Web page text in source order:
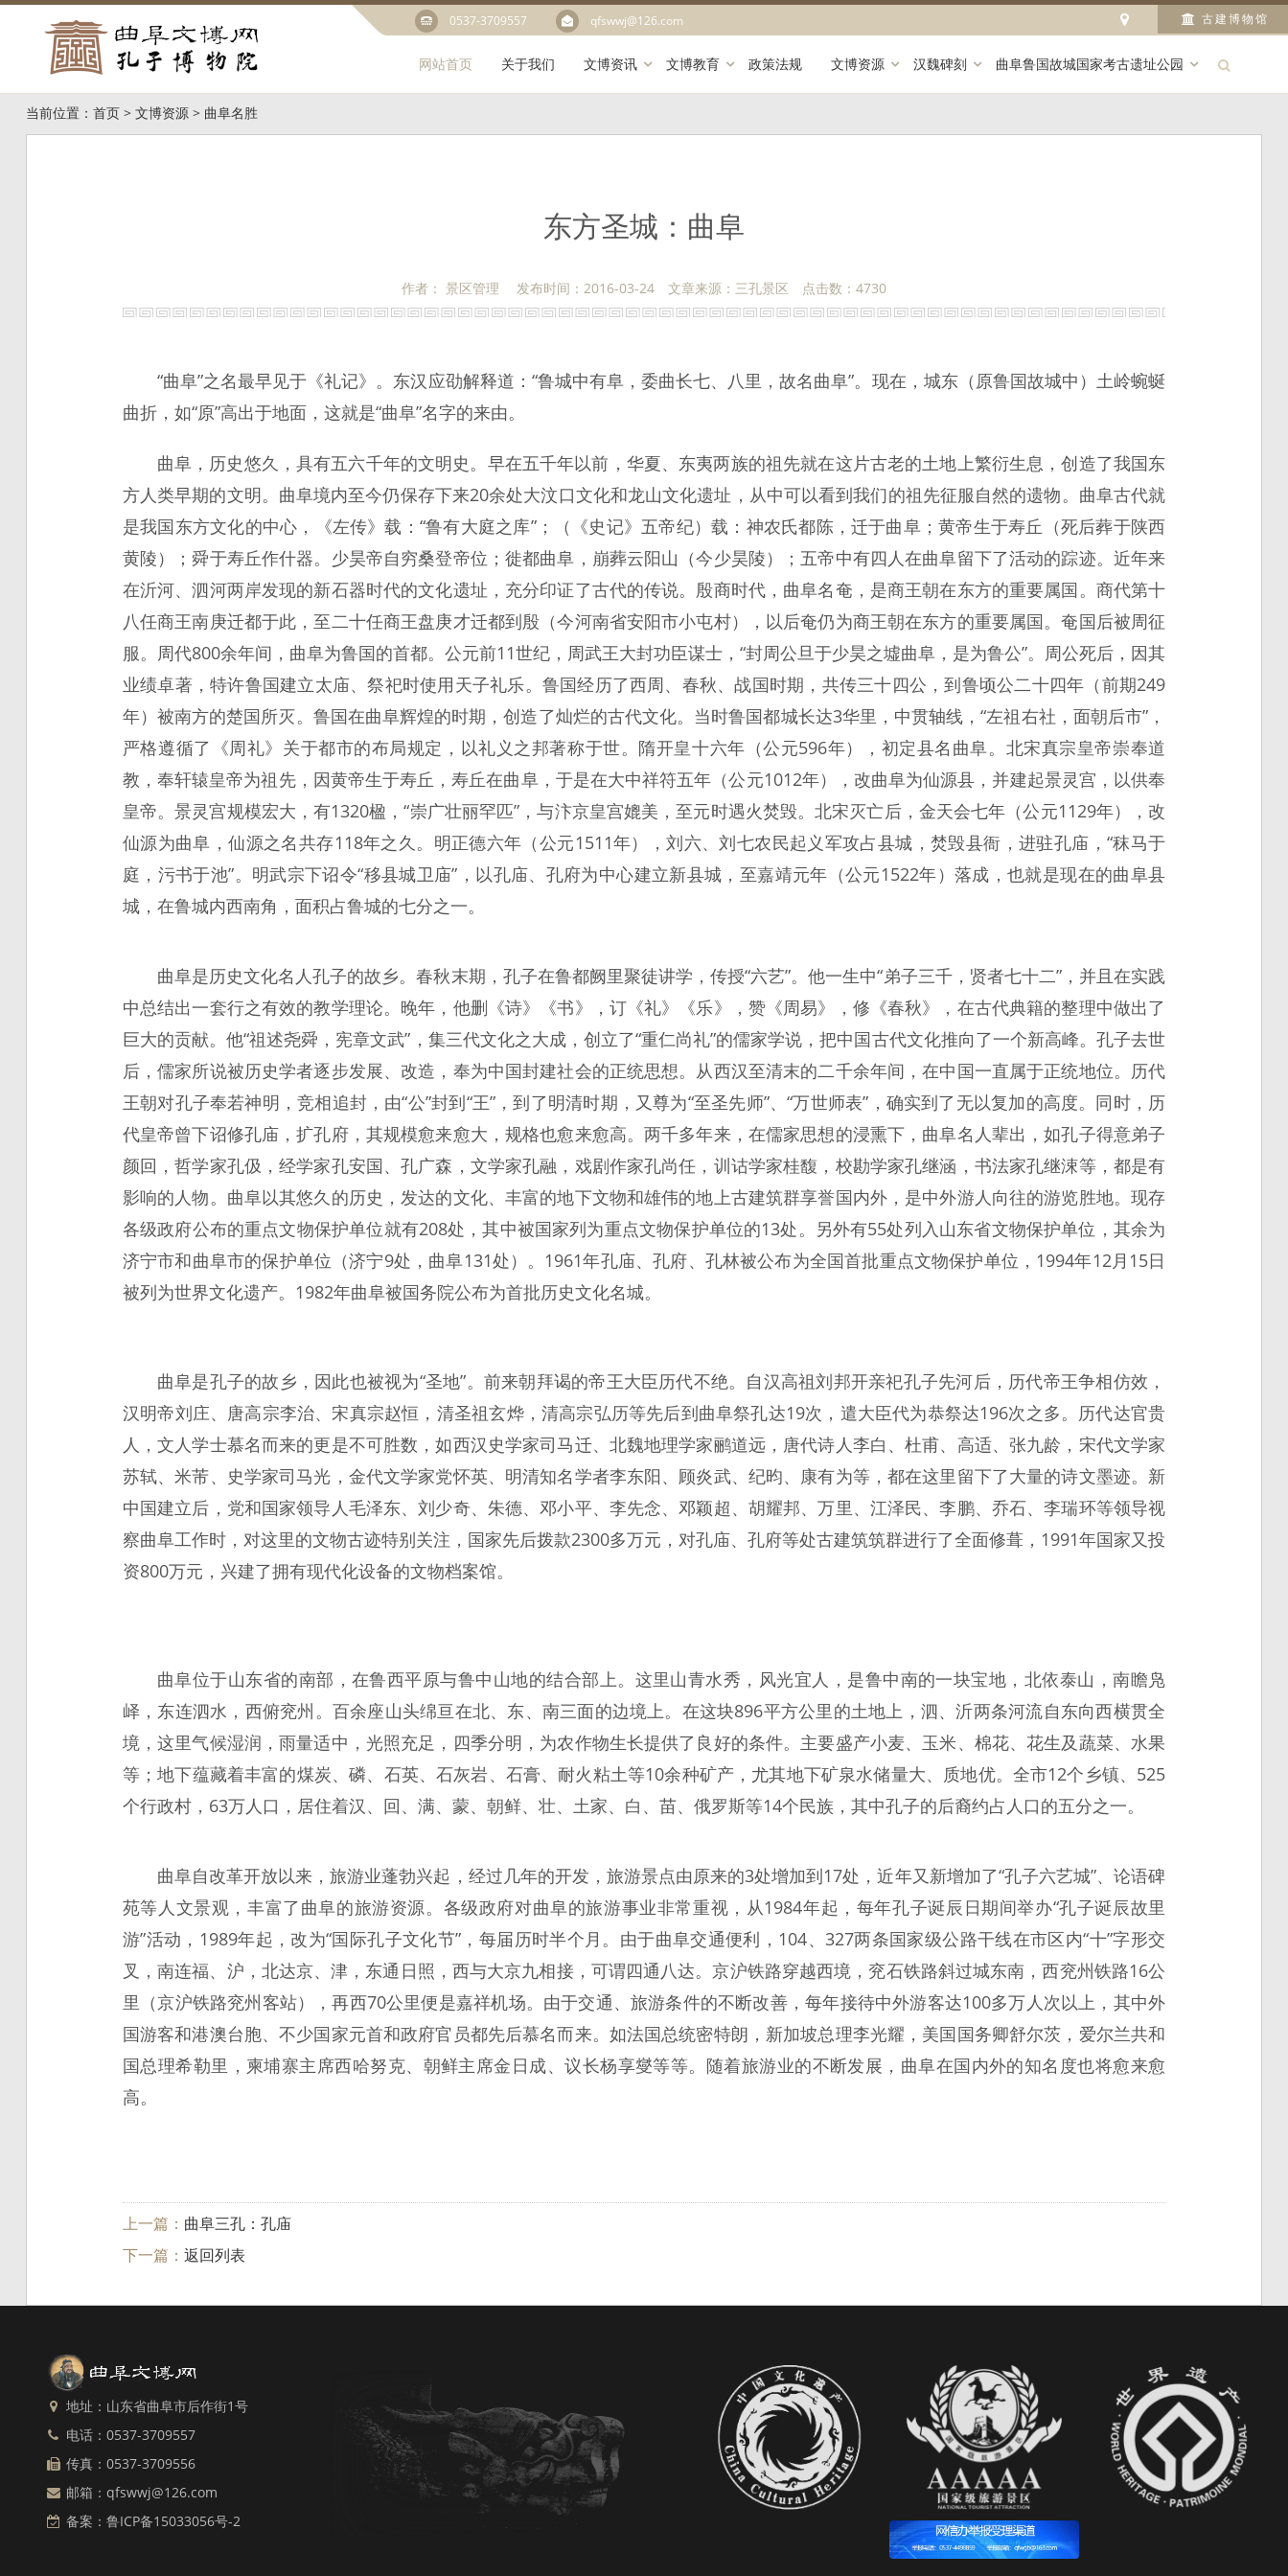
0537-3709557 qfswwj@126.com 古建博物馆
网站首页 关于我们 文博资讯 文博教育 政策法规 文博资源 汉魏碑刻 曲阜鲁国故城国家考古遗址公园
当前位置： 首页> 文博资源> 曲阜名胜
东方圣城：曲阜
作者： 景区管理 发布时间：2016-03-24 文章来源：三孔景区 点击数： 4730
“曲阜”之名最早见于《礼记》。东汉应劭解释道：“鲁城中有阜，委曲长七、八里，故名曲阜”。现在，城东（原鲁国故城中）土岭蜿蜒
曲折，如“原”高出于地面，这就是“曲阜”名字的来由。
曲阜，历史悠久，具有五六千年的文明史。早在五千年以前，华夏、东夷两族的祖先就在这片古老的土地上繁衍生息，创造了我国东
方人类早期的文明。曲阜境内至今仍保存下来20余处大汶口文化和龙山文化遗址，从中可以看到我们的祖先征服自然的遗物。曲阜古代就
是我国东方文化的中心，《左传》载：“鲁有大庭之库”；（《史记》五帝纪）载：神农氏都陈，迁于曲阜；黄帝生于寿丘（死后葬于陕西
黄陵）；舜于寿丘作什器。少昊帝自穷桑登帝位；徙都曲阜，崩葬云阳山（今少昊陵）；五帝中有四人在曲阜留下了活动的踪迹。近年来
在沂河、泗河两岸发现的新石器时代的文化遗址，充分印证了古代的传说。殷商时代，曲阜名奄，是商王朝在东方的重要属国。商代第十
八任商王南庚迁都于此，至二十任商王盘庚才迁都到殷（今河南省安阳市小屯村），以后奄仍为商王朝在东方的重要属国。奄国后被周征
服。周代800余年间，曲阜为鲁国的首都。公元前11世纪，周武王大封功臣谋士，“封周公旦于少昊之墟曲阜，是为鲁公”。周公死后，因其
业绩卓著，特许鲁国建立太庙、祭祀时使用天子礼乐。鲁国经历了西周、春秋、战国时期，共传三十四公，到鲁顷公二十四年（前期249
年）被南方的楚国所灭。鲁国在曲阜辉煌的时期，创造了灿烂的古代文化。当时鲁国都城长达3华里，中贯轴线，“左祖右社，面朝后市”，
严格遵循了《周礼》关于都市的布局规定，以礼义之邦著称于世。隋开皇十六年（公元596年），初定县名曲阜。北宋真宗皇帝崇奉道
教，奉轩辕皇帝为祖先，因黄帝生于寿丘，寿丘在曲阜，于是在大中祥符五年（公元1012年），改曲阜为仙源县，并建起景灵宫，以供奉
皇帝。景灵宫规模宏大，有1320楹，“崇广壮丽罕匹”，与汴京皇宫媲美，至元时遇火焚毁。北宋灭亡后，金天会七年（公元1129年），改
仙源为曲阜，仙源之名共存118年之久。明正德六年（公元1511年），刘六、刘七农民起义军攻占县城，焚毁县衙，进驻孔庙，“秣马于
庭，污书于池”。明武宗下诏令“移县城卫庙”，以孔庙、孔府为中心建立新县城，至嘉靖元年（公元1522年）落成，也就是现在的曲阜县
城，在鲁城内西南角，面积占鲁城的七分之一。
曲阜是历史文化名人孔子的故乡。春秋末期，孔子在鲁都阙里聚徒讲学，传授“六艺”。他一生中“弟子三千，贤者七十二”，并且在实践
中总结出一套行之有效的教学理论。晚年，他删《诗》《书》，订《礼》《乐》，赞《周易》，修《春秋》，在古代典籍的整理中做出了
巨大的贡献。他“祖述尧舜，宪章文武”，集三代文化之大成，创立了“重仁尚礼”的儒家学说，把中国古代文化推向了一个新高峰。孔子去世
后，儒家所说被历史学者逐步发展、改造，奉为中国封建社会的正统思想。从西汉至清末的二千余年间，在中国一直属于正统地位。历代
王朝对孔子奉若神明，竞相追封，由“公”封到“王”，到了明清时期，又尊为“至圣先师”、“万世师表”，确实到了无以复加的高度。同时，历
代皇帝曾下诏修孔庙，扩孔府，其规模愈来愈大，规格也愈来愈高。两千多年来，在儒家思想的浸熏下，曲阜名人辈出，如孔子得意弟子
颜回，哲学家孔伋，经学家孔安国、孔广森，文学家孔融，戏剧作家孔尚任，训诂学家桂馥，校勘学家孔继涵，书法家孔继涑等，都是有
影响的人物。曲阜以其悠久的历史，发达的文化、丰富的地下文物和雄伟的地上古建筑群享誉国内外，是中外游人向往的游览胜地。现存
各级政府公布的重点文物保护单位就有208处，其中被国家列为重点文物保护单位的13处。另外有55处列入山东省文物保护单位，其余为
济宁市和曲阜市的保护单位（济宁9处，曲阜131处）。1961年孔庙、孔府、孔林被公布为全国首批重点文物保护单位，1994年12月15日
被列为世界文化遗产。1982年曲阜被国务院公布为首批历史文化名城。
曲阜是孔子的故乡，因此也被视为“圣地”。前来朝拜谒的帝王大臣历代不绝。自汉高祖刘邦开亲祀孔子先河后，历代帝王争相仿效，
汉明帝刘庄、唐高宗李治、宋真宗赵恒，清圣祖玄烨，清高宗弘历等先后到曲阜祭孔达19次，遣大臣代为恭祭达196次之多。历代达官贵
人，文人学士慕名而来的更是不可胜数，如西汉史学家司马迁、北魏地理学家鹂道远，唐代诗人李白、杜甫、高适、张九龄，宋代文学家
苏轼、米芾、史学家司马光，金代文学家党怀英、明清知名学者李东阳、顾炎武、纪昀、康有为等，都在这里留下了大量的诗文墨迹。新
中国建立后，党和国家领导人毛泽东、刘少奇、朱德、邓小平、李先念、邓颖超、胡耀邦、万里、江泽民、李鹏、乔石、李瑞环等领导视
察曲阜工作时，对这里的文物古迹特别关注，国家先后拨款2300多万元，对孔庙、孔府等处古建筑筑群进行了全面修葺，1991年国家又投
资800万元，兴建了拥有现代化设备的文物档案馆。
曲阜位于山东省的南部，在鲁西平原与鲁中山地的结合部上。这里山青水秀，风光宜人，是鲁中南的一块宝地，北依泰山，南瞻凫
峄，东连泗水，西俯兖州。百余座山头绵亘在北、东、南三面的边境上。在这块896平方公里的土地上，泗、沂两条河流自东向西横贯全
境，这里气候湿润，雨量适中，光照充足，四季分明，为农作物生长提供了良好的条件。主要盛产小麦、玉米、棉花、花生及蔬菜、水果
等；地下蕴藏着丰富的煤炭、磷、石英、石灰岩、石膏、耐火粘土等10余种矿产，尤其地下矿泉水储量大、质地优。全市12个乡镇、525
个行政村，63万人口，居住着汉、回、满、蒙、朝鲜、壮、土家、白、苗、俄罗斯等14个民族，其中孔子的后裔约占人口的五分之一。
曲阜自改革开放以来，旅游业蓬勃兴起，经过几年的开发，旅游景点由原来的3处增加到17处，近年又新增加了“孔子六艺城”、论语碑
苑等人文景观，丰富了曲阜的旅游资源。各级政府对曲阜的旅游事业非常重视，从1984年起，每年孔子诞辰日期间举办“孔子诞辰故里
游”活动，1989年起，改为“国际孔子文化节”，每届历时半个月。由于曲阜交通便利，104、327两条国家级公路干线在市区内“十”字形交
叉，南连福、沪，北达京、津，东通日照，西与大京九相接，可谓四通八达。京沪铁路穿越西境，兖石铁路斜过城东南，西兖州铁路16公
里（京沪铁路兖州客站），再西70公里便是嘉祥机场。由于交通、旅游条件的不断改善，每年接待中外游客达100多万人次以上，其中外
国游客和港澳台胞、不少国家元首和政府官员都先后慕名而来。如法国总统密特朗，新加坡总理李光耀，美国国务卿舒尔茨，爱尔兰共和
国总理希勒里，柬埔寨主席西哈努克、朝鲜主席金日成、议长杨享燮等等。随着旅游业的不断发展，曲阜在国内外的知名度也将愈来愈
高。
上一篇： 曲阜三孔：孔庙
下一篇： 返回列表
地址：山东省曲阜市后作街1号
电话：0537-3709557
传真：0537-3709556
邮箱：qfswwj@126.com
备案： 鲁ICP备15033056号-2